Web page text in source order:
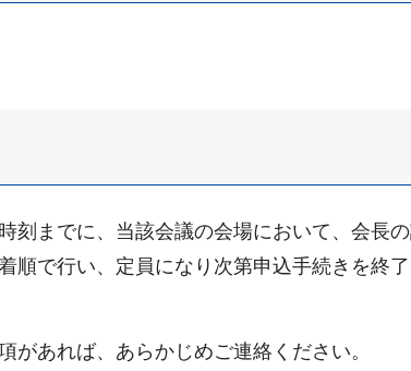
刻までに、当該会議の会場において、会長の
順で行い、定員になり次第申込手続きを終了
があれば、あらかじめご連絡ください。